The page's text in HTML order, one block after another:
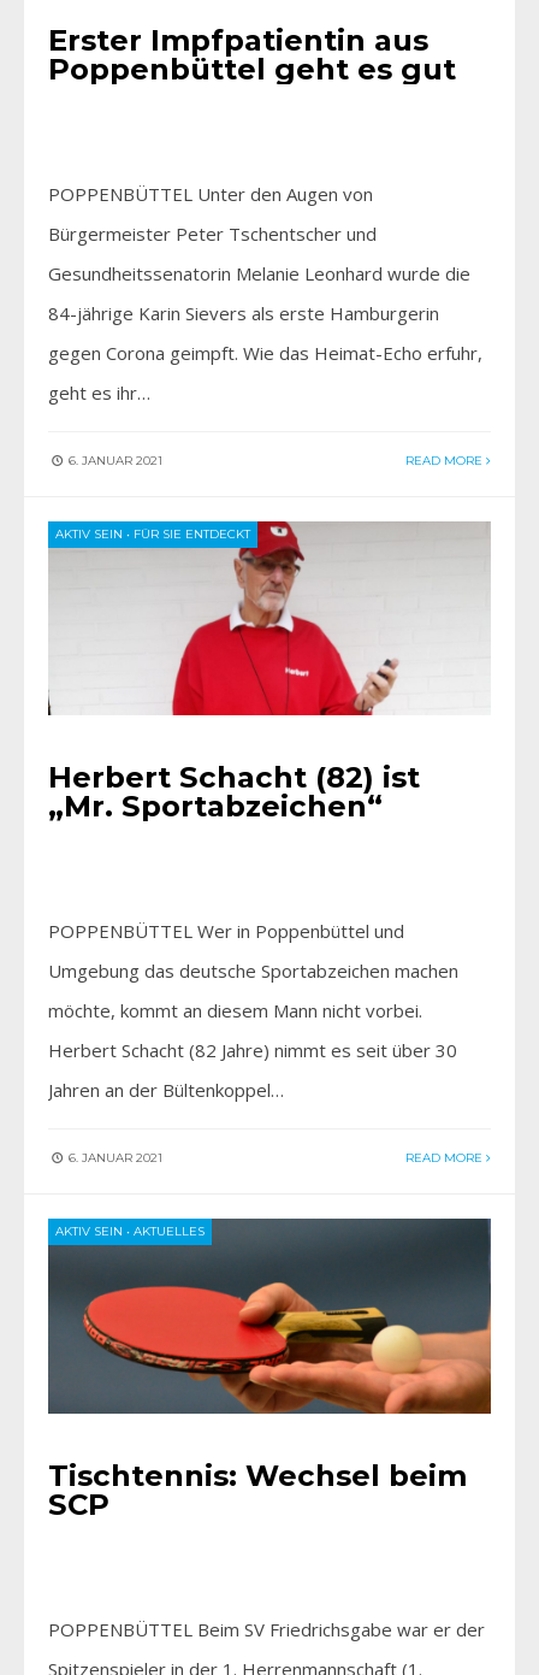
Erster Impfpatientin aus
Poppenbüttel geht es gut
POPPENBÜTTEL Unter den Augen von
Bürgermeister Peter Tschentscher und
Gesundheitssenatorin Melanie Leonhard wurde die
84-jährige Karin Sievers als erste Hamburgerin
gegen Corona geimpft. Wie das Heimat-Echo erfuhr,
geht es ihr…
6. JANUAR 2021 READ MORE
AKTIV SEIN • FÜR SIE ENTDECKT
Herbert Schacht (82) ist
„Mr. Sportabzeichen“
POPPENBÜTTEL Wer in Poppenbüttel und
Umgebung das deutsche Sportabzeichen machen
möchte, kommt an diesem Mann nicht vorbei.
Herbert Schacht (82 Jahre) nimmt es seit über 30
Jahren an der Bültenkoppel…
6. JANUAR 2021 READ MORE
AKTIV SEIN • AKTUELLES
Tischtennis: Wechsel beim
SCP
POPPENBÜTTEL Beim SV Friedrichsgabe war er der
Spitzenspieler in der 1. Herrenmannschaft (1.